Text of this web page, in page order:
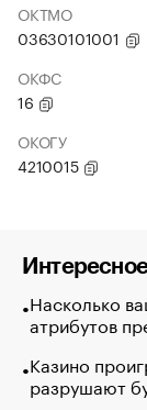
ОКТМО
03630101001
ОКФС
16
ОКОГУ
4210015
Насколько
атрибутов
Казино
разрушают